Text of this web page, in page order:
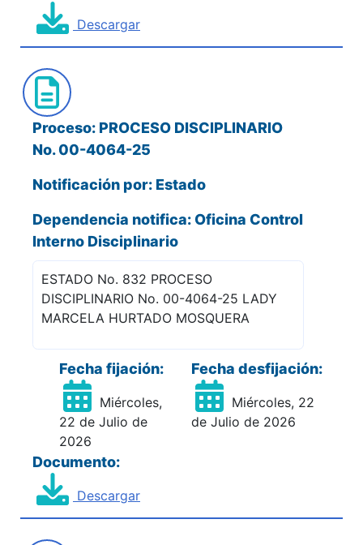
Descargar
Proceso: PROCESO DISCIPLINARIO
No. 00-4064-25
Notificación por: Estado
Dependencia notifica: Oficina Control
Interno Disciplinario
ESTADO No. 832 PROCESO
DISCIPLINARIO No. 00-4064-25 LADY
MARCELA HURTADO MOSQUERA
Fecha fijación:
Miércoles,
22 de Julio de
2026
Fecha desfijación:
Miércoles, 22
de Julio de 2026
Documento:
Descargar